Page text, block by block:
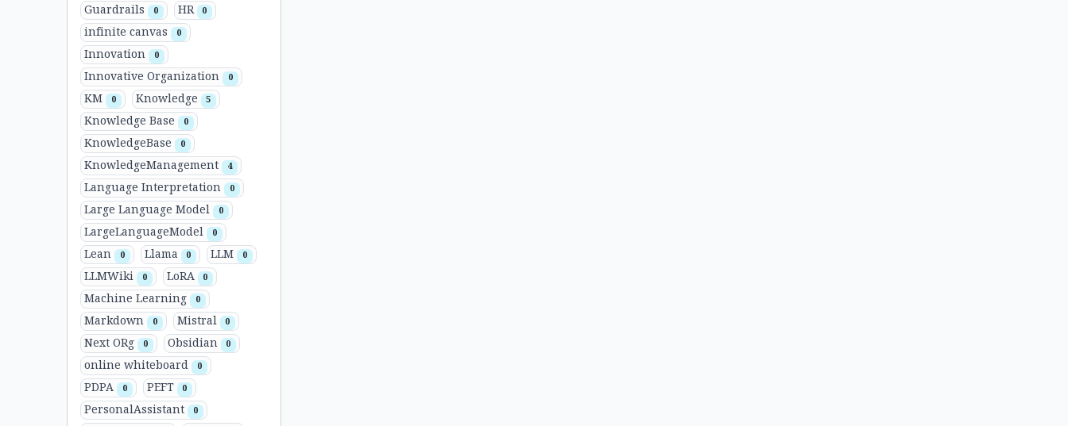
Guardrails 0 HR 0
infinite canvas 0
Innovation 0
Innovative Organization 0
KM 0 Knowledge 5
Knowledge Base 0
KnowledgeBase 0
KnowledgeManagement 4
Language Interpretation 0
Large Language Model 0
LargeLanguageModel 0
Lean 0 Llama 0 LLM 0
LLMWiki 0 LoRA 0
Machine Learning 0
Markdown 0 Mistral 0
Next ORg 0 Obsidian 0
online whiteboard 0
PDPA 0 PEFT 0
PersonalAssistant 0